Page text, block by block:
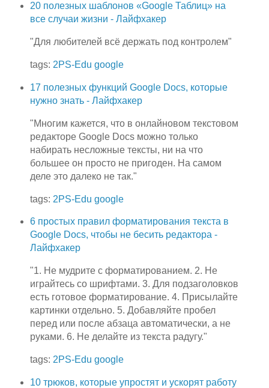
20 полезных шаблонов «Google Таблиц» на
все случаи жизни - Лайфхакер
"Для любителей всё держать под контролем"
tags: 2PS-Edu google
17 полезных функций Google Docs, которые
нужно знать - Лайфхакер
"Многим кажется, что в онлайновом текстовом
редакторе Google Docs можно только
набирать несложные тексты, ни на что
большее он просто не пригоден. На самом
деле это далеко не так."
tags: 2PS-Edu google
6 простых правил форматирования текста в
Google Docs, чтобы не бесить редактора -
Лайфхакер
"1. Не мудрите с форматированием. 2. Не
играйтесь со шрифтами. 3. Для подзаголовков
есть готовое форматирование. 4. Присылайте
картинки отдельно. 5. Добавляйте пробел
перед или после абзаца автоматически, а не
руками. 6. Не делайте из текста радугу."
tags: 2PS-Edu google
10 трюков, которые упростят и ускорят работу